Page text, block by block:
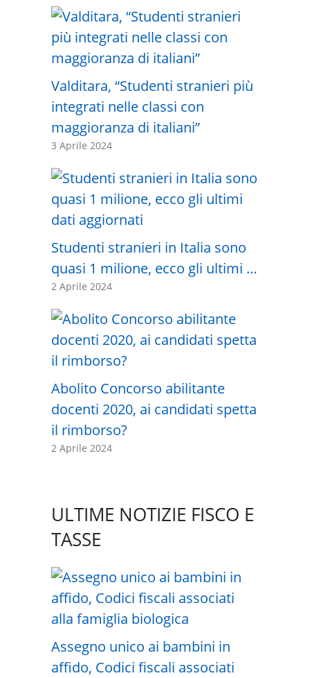
Valditara, “Studenti stranieri più
integrati nelle classi con
maggioranza di italiani”
3 Aprile 2024
Studenti stranieri in Italia sono
quasi 1 milione, ecco gli ultimi …
2 Aprile 2024
Abolito Concorso abilitante
docenti 2020, ai candidati spetta
il rimborso?
2 Aprile 2024
ULTIME NOTIZIE FISCO E
TASSE
Assegno unico ai bambini in
affido, Codici fiscali associati